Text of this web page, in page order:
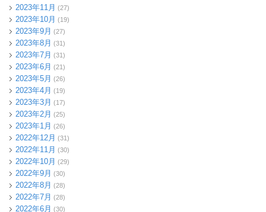
2023年11月 (27)
2023年10月 (19)
2023年9月 (27)
2023年8月 (31)
2023年7月 (31)
2023年6月 (21)
2023年5月 (26)
2023年4月 (19)
2023年3月 (17)
2023年2月 (25)
2023年1月 (26)
2022年12月 (31)
2022年11月 (30)
2022年10月 (29)
2022年9月 (30)
2022年8月 (28)
2022年7月 (28)
2022年6月 (30)